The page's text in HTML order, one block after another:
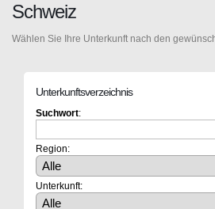
Schweiz
Wählen Sie Ihre Unterkunft nach den
Unterkunftsverzeichnis
Suchwort:
Region:
Unterkunft: